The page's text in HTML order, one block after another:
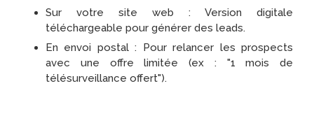
Sur votre site web : Version digitale
téléchargeable pour générer des leads.
En envoi postal : Pour relancer les prospects
avec une offre limitée (ex : "1 mois de
télésurveillance offert").